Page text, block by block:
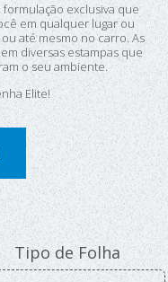
exclusiva que
em qualquer lugar ou
até mesmo no carro. As
diversas estampas que
o seu ambiente.
Elite!
Tipo de Folha